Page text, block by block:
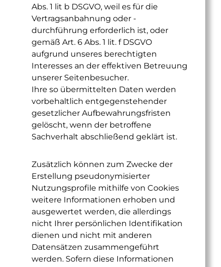
Abs. 1 lit b DSGVO, weil es für die
Vertragsanbahnung oder -
durchführung erforderlich ist, oder
gemäß Art. 6 Abs. 1 lit. f DSGVO
aufgrund unseres berechtigten
Interesses an der effektiven Betreuung
unserer Seitenbesucher.
Ihre so übermittelten Daten werden
vorbehaltlich entgegenstehender
gesetzlicher Aufbewahrungsfristen
gelöscht, wenn der betroffene
Sachverhalt abschließend geklärt ist.
Zusätzlich können zum Zwecke der
Erstellung pseudonymisierter
Nutzungsprofile mithilfe von Cookies
weitere Informationen erhoben und
ausgewertet werden, die allerdings
nicht Ihrer persönlichen Identifikation
dienen und nicht mit anderen
Datensätzen zusammengeführt
werden. Sofern diese Informationen